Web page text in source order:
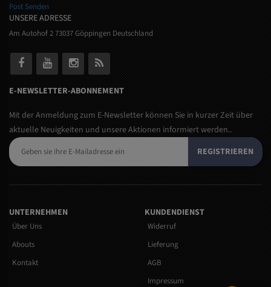
Post Senden
UNSERE ADRESSE
Am Autohof 2 73037 Göppingen Deutschland
E-NEWSLETTER-ABONNEMENT
Mit der Anmeldung zum E-Newsletter können Sie in kurzer Zeit über
aktuelle Neuigkeiten und unsere Aktionen informiert werden..
REGISTRIEREN
UNTERNEHMEN
Über Uns
Abouts
Kontakt
KUNDENDIENST
Widerruf
Lieferung
AGB
Impressum